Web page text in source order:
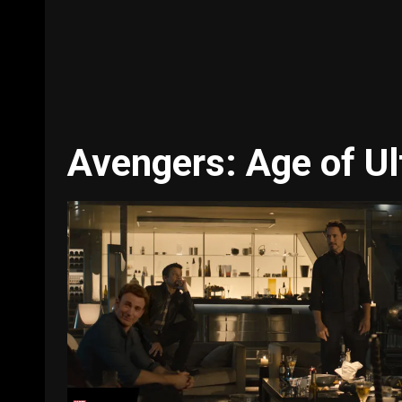
Avengers: Age of